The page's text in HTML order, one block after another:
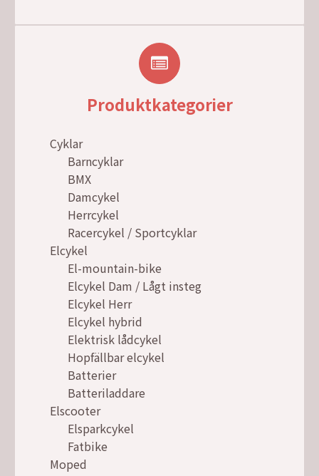
Produktkategorier
Cyklar
Barncyklar
BMX
Damcykel
Herrcykel
Racercykel / Sportcyklar
Elcykel
El-mountain-bike
Elcykel Dam / Lågt insteg
Elcykel Herr
Elcykel hybrid
Elektrisk lådcykel
Hopfällbar elcykel
Batterier
Batteriladdare
Elscooter
Elsparkcykel
Fatbike
Moped